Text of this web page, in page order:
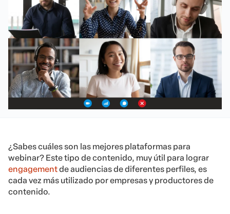
¿Sabes cuáles son las mejores plataformas para
webinar? Este tipo de contenido, muy útil para lograr
engagementde audiencias de diferentes perfiles, es
cada vez más utilizado por empresas y productores de
contenido.